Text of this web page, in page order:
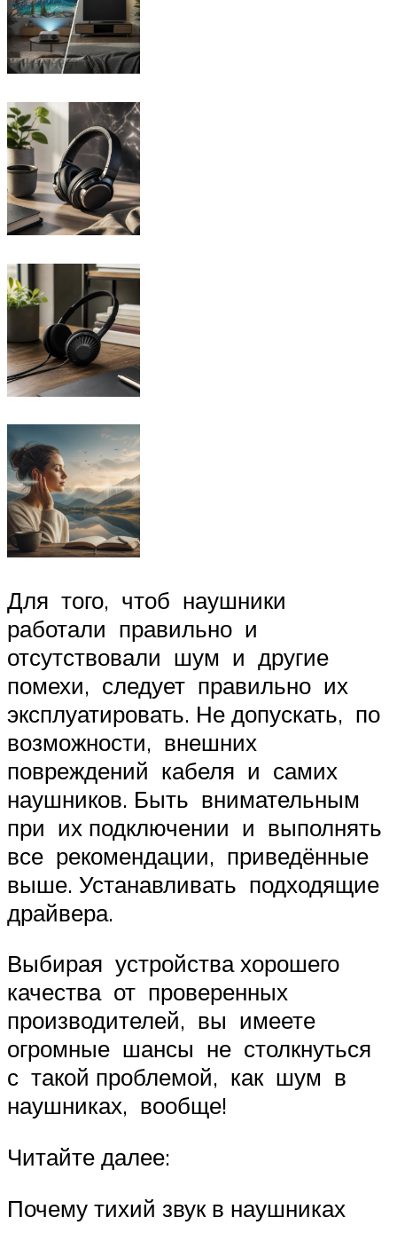
Для того, чтоб наушники
работали правильно и
отсутствовали шум и другие
помехи, следует правильно их
эксплуатировать. Не допускать, по
возможности, внешних
повреждений кабеля и самих
наушников. Быть внимательным
при их подключении и выполнять
все рекомендации, приведённые
выше. Устанавливать подходящие
драйвера.
Выбирая устройства хорошего
качества от проверенных
производителей, вы имеете
огромные шансы не столкнуться
с такой проблемой, как шум в
наушниках, вообще!
Читайте далее:
Почему тихий звук в наушниках